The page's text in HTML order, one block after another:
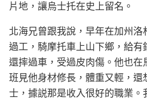
片地，讓烏士托在史上留名。
北海兄曾跟我說，早年在加州
過工，騎摩托車上山下鄉，給
還摔過車，受過皮肉傷。他也
班見他身材修長，體重又輕，
士，據説那是收入很好的職業